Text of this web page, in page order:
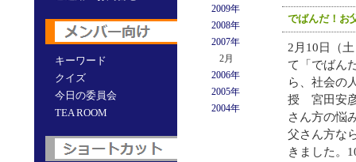
キーワード
クイズ
今日の委員会
TEA ROOM
2009年
2008年
2007年
2月
2006年
2005年
2004年
でばんだ！
2月10日（
て「でばん
ら、社会の
授 宮田安彦
さん方の悩
父さん方な
きました。